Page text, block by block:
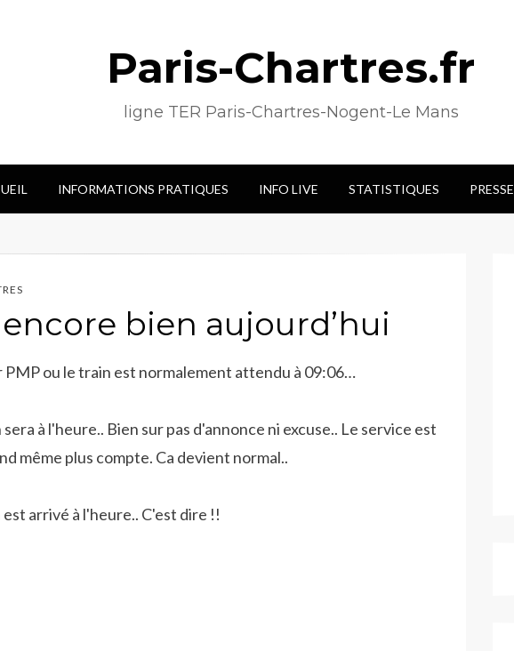
Paris-Chartres.fr
ligne TER Paris-Chartres-Nogent-Le Mans
INFORMATIONS PRATIQUES INFO LIVE STATISTIQUES PRESSE
bien aujourd’hui
PMP ou le train est normalement attendu à 09:06…
à l'heure.. Bien sur pas d'annonce ni excuse.. Le service est
même plus compte. Ca devient normal..
arrivé à l'heure.. C'est dire !!